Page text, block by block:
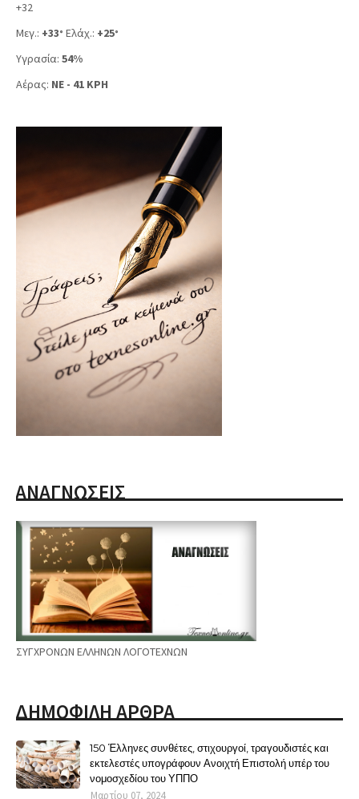
+32
Μεγ.: +33° Ελάχ.: +25°
Υγρασία: 54%
Αέρας: NE - 41 KPH
ΑΝΑΓΝΩΣΕΙΣ
ΣΥΓΧΡΟΝΩΝ ΕΛΛΗΝΩΝ ΛΟΓΟΤΕΧΝΩΝ
ΔΗΜΟΦΙΛΗ ΑΡΘΡΑ
150 Έλληνες συνθέτες, στιχουργοί, τραγουδιστές και
εκτελεστές υπογράφουν Ανοιχτή Επιστολή υπέρ του
νομοσχεδίου του ΥΠΠΟ
Μαρτίου 07, 2024